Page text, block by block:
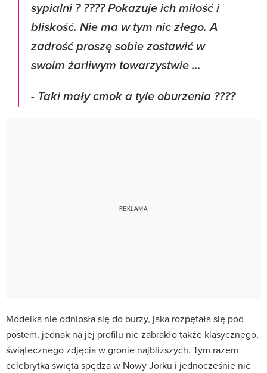
sypialni ? ???? Pokazuje ich miłość i
bliskość. Nie ma w tym nic złego. A
zadrość proszę sobie zostawić w
swoim żarliwym towarzystwie …
- Taki mały cmok a tyle oburzenia ????
Modelka nie odniosła się do burzy, jaka rozpętała się pod
postem, jednak na jej profilu nie zabrakło także klasycznego,
świątecznego zdjęcia w gronie najbliższych. Tym razem
celebrytka święta spędza w Nowy Jorku i jednocześnie nie